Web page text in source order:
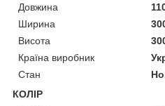
Довжина
Ширина
Висота
Країна виробник
Стан
КОЛІР